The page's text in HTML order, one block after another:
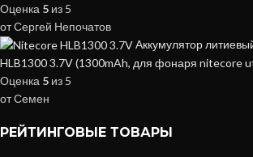
Оценка 5 из 5
от Сергей Непочатов
Аккумулятор
HLB1300 3.7V (1300mAh, для фонаря nitecore
Оценка 5 из 5
от Семен
РЕЙТИНГОВЫЕ ТОВАРЫ